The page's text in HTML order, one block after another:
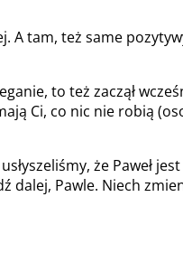
tam, też same
to też zaczął
Ci, co nic nie robią
że Paweł
dalej, Pawle. Niech